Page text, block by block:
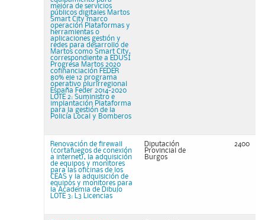
mejora de servicios
públicos digitales Martos
Smart City marco
operación Plataformas y
herramientas o
aplicaciones gestión y
redes para desarrollo de
Martos como Smart City,
correspondiente a EDUSI
Progresa Martos 2020
cofinanciación FEDER
80% eje 12 programa
operativo plurirregional
España Feder 2014-2020
LOTE 2: Suministro e
implantación Plataforma
para la gestión de la
Policía Local y Bomberos
Renovación de firewall
(cortafuegos de conexión
a internet), la adquisición
de equipos y monitores
para las oficinas de los
CEAS y la adquisición de
equipos y monitores para
la Academia de Dibujo
LOTE 3: L3 Licencias
Diputación
Provincial de
Burgos
2400